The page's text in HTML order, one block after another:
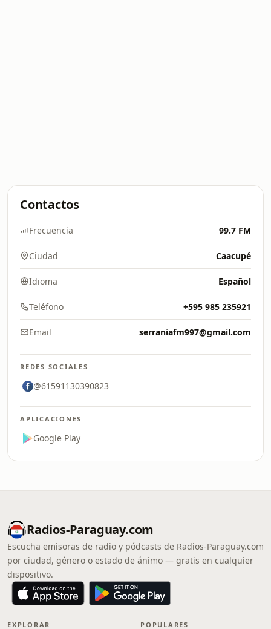
Contactos
Frecuencia 99.7 FM
Ciudad Caacupé
Idioma Español
Teléfono +595 985 235921
Email serraniafm997@gmail.com
REDES SOCIALES
@61591130390823
APLICACIONES
Google Play
Radios-Paraguay.com
Escucha emisoras de radio y pódcasts de Radios-Paraguay.com
por ciudad, género o estado de ánimo — gratis en cualquier
dispositivo.
EXPLORAR POPULARES